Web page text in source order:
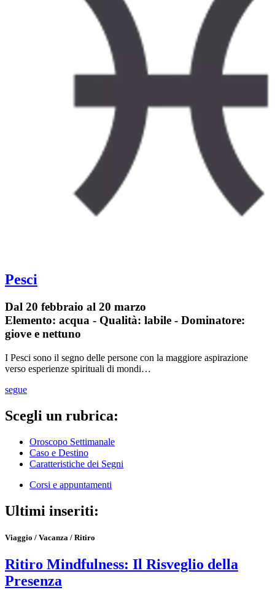
Pesci
Dal 20 febbraio al 20 marzo
Elemento: acqua - Qualità: labile - Dominatore:
giove e nettuno
I Pesci sono il segno delle persone con la maggiore aspirazione
verso esperienze spirituali di mondi…
segue
Scegli un rubrica:
Oroscopo Settimanale
Caso e Destino
Caratteristiche dei Segni
Corsi e appuntamenti
Ultimi inseriti:
Viaggio / Vacanza / Ritiro
Ritiro Mindfulness: Il Risveglio della
Presenza